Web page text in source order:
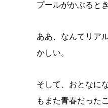
プールがかぶると
ああ、なんてリア
かしい。
そして、おとなに
もまた青春だった